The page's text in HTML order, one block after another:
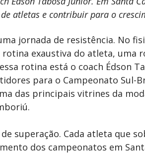
atletas e contribuir para o
jornada de resistência. No
rotina exaustiva do atleta, uma
rotina está o coach Édson
para o Campeonato Sul-
das principais vitrines da
superação. Cada atleta que
dos campeonatos em